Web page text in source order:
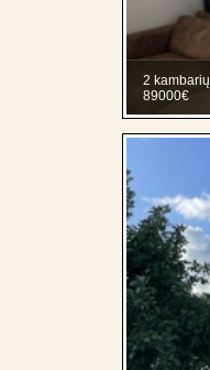
2 kambarių
89000€